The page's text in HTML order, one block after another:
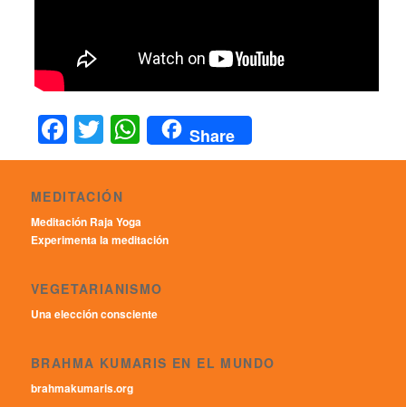
Facebook
Twitter
WhatsApp
Share
MEDITACIÓN
Meditación Raja Yoga
Experimenta la meditación
VEGETARIANISMO
Una elección consciente
BRAHMA KUMARIS EN EL MUNDO
brahmakumaris.org